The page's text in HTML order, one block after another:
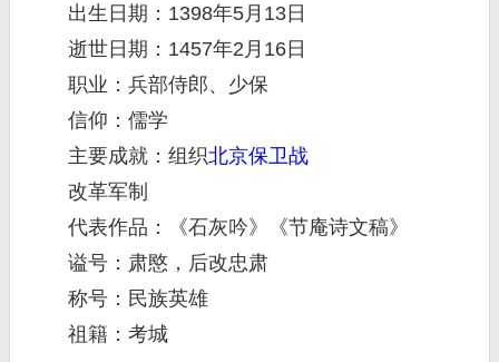
出生日期：1398年5月13日
逝世日期：1457年2月16日
职业：兵部侍郎、少保
信仰：儒学
主要成就：组织北京保卫战
改革军制
代表作品：《石灰吟》《节庵诗文稿》
谥号：肃愍，后改忠肃
称号：民族英雄
祖籍：考城